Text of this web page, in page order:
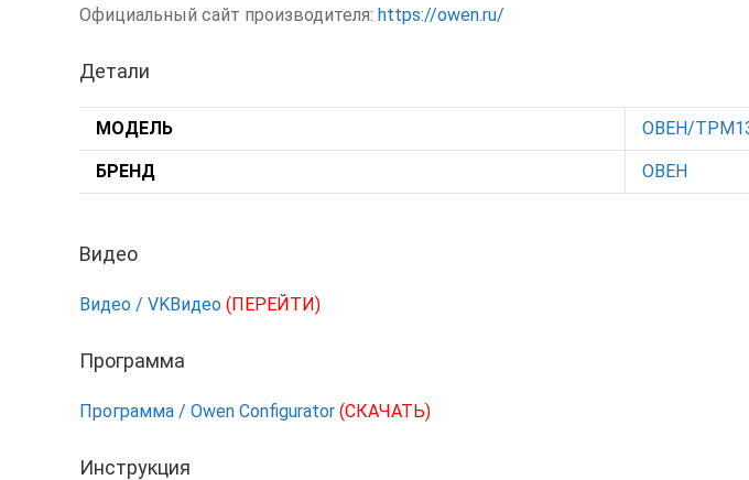
Официальный сайт производителя: https://owen.ru/
Детали
МОДЕЛЬ ОВЕН/
БРЕНД ОВЕН
Видео
Видео / VKВидео (ПЕРЕЙТИ)
Программа
Программа / Owen Configurator (СКАЧАТЬ)
Инструкция